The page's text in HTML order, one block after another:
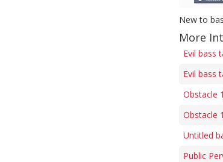
New to
More
Evil bass
Evil bass
Obstacle
Obstacle
Untitled
Public